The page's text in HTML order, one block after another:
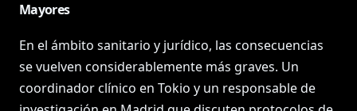
Mayores
En el ámbito sanitario y jurídico, las consecuencias
se vuelven considerablemente más graves. Un
coordinador clínico en Tokio y un responsable de